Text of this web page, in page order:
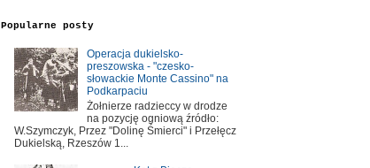
Popularne posty
Operacja dukielsko-
preszowska - "czesko-
słowackie Monte Cassino" na
Podkarpaciu
Żołnierze radzieccy w drodze
na pozycję ogniową źródło:
W.Szymczyk, Przez "Dolinę Śmierci" i Przełęcz
Dukielską, Rzeszów 1...